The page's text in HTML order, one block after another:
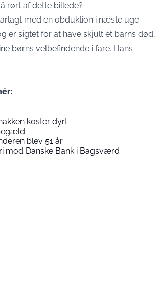
rørt af dette billede?
med en obduktion i næste uge.
er sigtet for at have skjult et barns død,
børns velbefindende i fare. Hans
koster dyrt
blev 51 år
mod Danske Bank i Bagsværd